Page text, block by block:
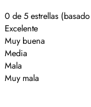
0 de 5 estrellas
Excelente
Muy buena
Media
Mala
Muy mala